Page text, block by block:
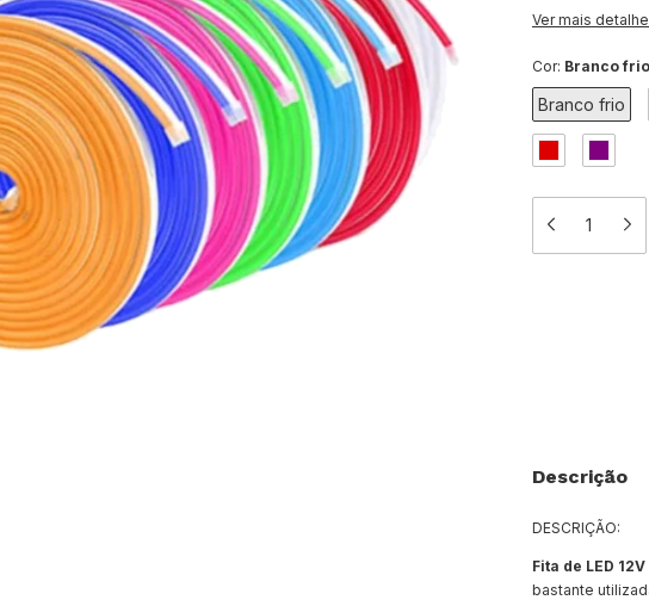
Ver mais
Cor: Branco frio
Branco frio
Descrição
DESCRIÇÃO:
Fita de LED
bastante